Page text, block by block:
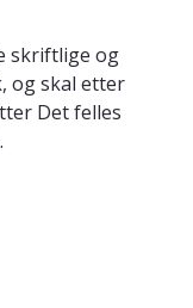
skriftlige og
og skal etter
Det felles